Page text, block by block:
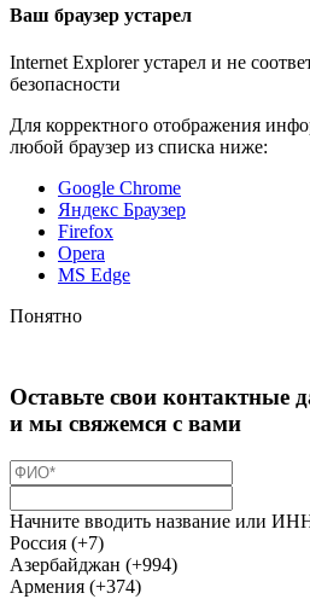
Ваш браузер устарел
Internet Explorer устарел и не
безопасности
Для корректного отображения
любой браузер из списка ниже:
Google Chrome
Яндекс Браузер
Firefox
Opera
MS Edge
Понятно
Оставьте свои контактные
и мы свяжемся с вами
Начните вводить название или
Россия (+7)
Азербайджан (+994)
Армения (+374)